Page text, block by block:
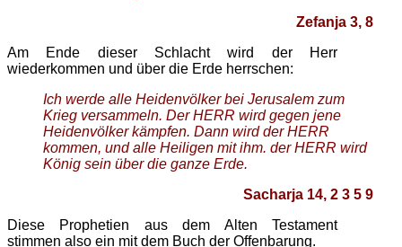
Zefanja 3, 8
Am Ende dieser Schlacht wird der Herr
wiederkommen und über die Erde herrschen:
Ich werde alle Heidenvölker bei Jerusalem zum
Krieg versammeln. Der HERR wird gegen jene
Heidenvölker kämpfen. Dann wird der HERR
kommen, und alle Heiligen mit ihm. der HERR wird
König sein über die ganze Erde.
Sacharja 14, 2 3 5 9
Diese Prophetien aus dem Alten Testament
stimmen also ein mit dem Buch der Offenbarung.